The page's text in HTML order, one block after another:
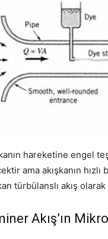
hareketine engel
ama akışkanın
türbülanslı akış olarak
Akış’ın